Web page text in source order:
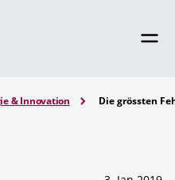
& Innovation Die grössten